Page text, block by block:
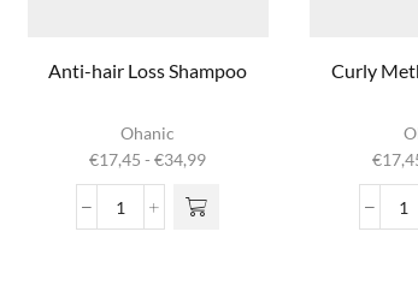
Anti-hair Loss Shampoo
Ohanic
€17,45 - €34,99Prijsklasse:
tot
Anti-
heeft
meerdere
optie kan
Curly
€